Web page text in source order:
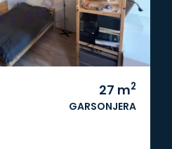
27 m2
GARSONJERA